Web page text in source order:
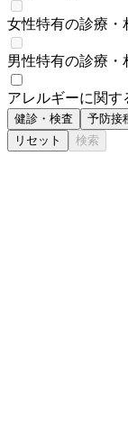
女性特有の診療・
男性特有の診療・
アレルギーに関す
健診・検査 予防接
リセット
検索